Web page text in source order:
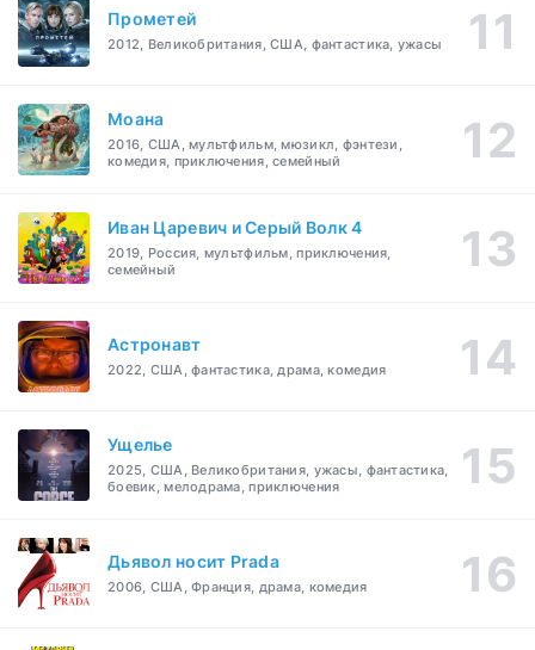
Прометей
2012, Великобритания, США, фантастика, ужасы
Моана
2016, США, мультфильм, мюзикл, фэнтези,
комедия, приключения, семейный
Иван Царевич и Серый Волк 4
2019, Россия, мультфильм, приключения,
семейный
Астронавт
2022, США, фантастика, драма, комедия
Ущелье
2025, США, Великобритания, ужасы, фантастика,
боевик, мелодрама, приключения
Дьявол носит Prada
2006, США, Франция, драма, комедия